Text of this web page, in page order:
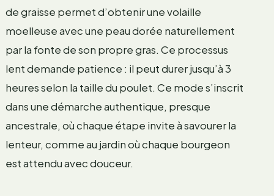
de graisse permet d’obtenir une volaille
moelleuse avec une peau dorée naturellement
par la fonte de son propre gras. Ce processus
lent demande patience : il peut durer jusqu’à 3
heures selon la taille du poulet. Ce mode s’inscrit
dans une démarche authentique, presque
ancestrale, où chaque étape invite à savourer la
lenteur, comme au jardin où chaque bourgeon
est attendu avec douceur.